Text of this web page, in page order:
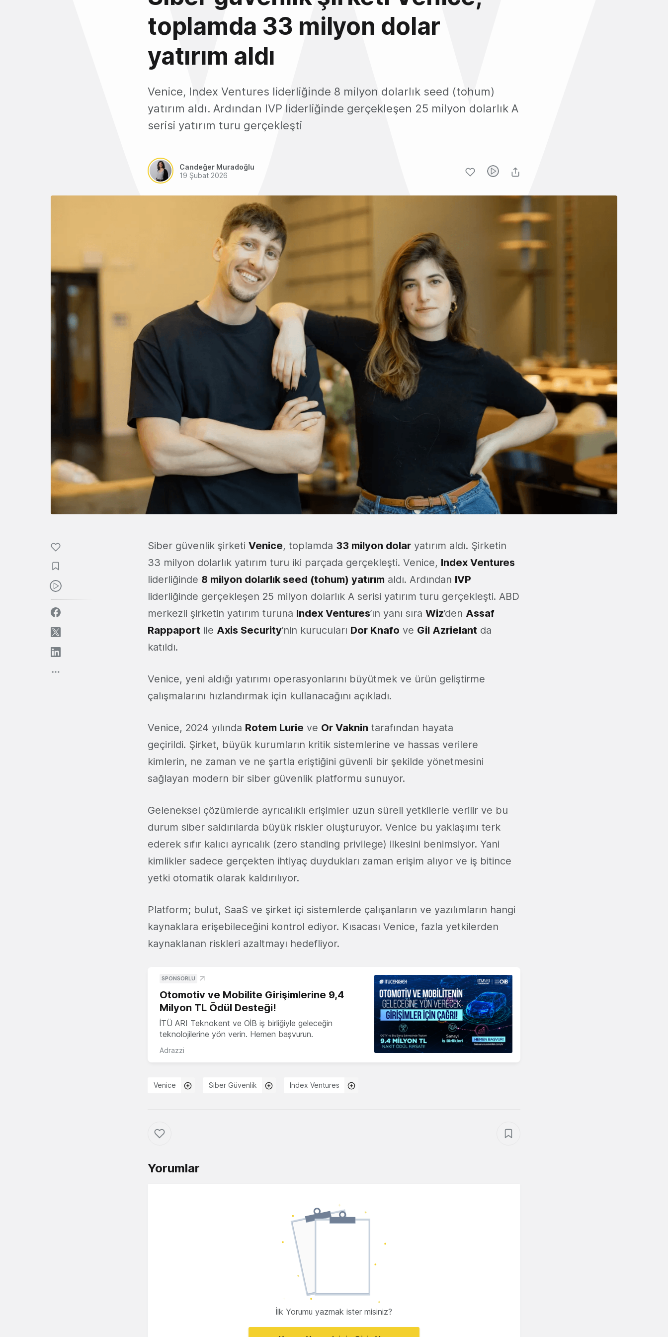
toplamda 33 milyon dolar
yatırım aldı
Venice, Index Ventures liderliğinde 8 milyon dolarlık seed (tohum)
yatırım aldı. Ardından IVP liderliğinde gerçekleşen 25 milyon dolarlık A
serisi yatırım turu gerçekleşti
Candeğer Muradoğlu
19 Şubat 2026
Siber güvenlik şirketi Venice, toplamda 33 milyon dolar yatırım aldı. Şirketin
33 milyon dolarlık yatırım turu iki parçada gerçekleşti. Venice, Index Ventures
liderliğinde 8 milyon dolarlık seed (tohum) yatırım aldı. Ardından IVP
liderliğinde gerçekleşen 25 milyon dolarlık A serisi yatırım turu gerçekleşti. ABD
merkezli şirketin yatırım turuna Index Ventures’ın yanı sıra Wiz’den Assaf
Rappaport ile Axis Security’nin kurucuları Dor Knafo ve Gil Azrielant da
katıldı.
Venice, yeni aldığı yatırımı operasyonlarını büyütmek ve ürün geliştirme
çalışmalarını hızlandırmak için kullanacağını açıkladı.
Venice, 2024 yılında Rotem Lurie ve Or Vaknin tarafından hayata
geçirildi. Şirket, büyük kurumların kritik sistemlerine ve hassas verilere
kimlerin, ne zaman ve ne şartla eriştiğini güvenli bir şekilde yönetmesini
sağlayan modern bir siber güvenlik platformu sunuyor.
Geleneksel çözümlerde ayrıcalıklı erişimler uzun süreli yetkilerle verilir ve bu
durum siber saldırılarda büyük riskler oluşturuyor. Venice bu yaklaşımı terk
ederek sıfır kalıcı ayrıcalık (zero standing privilege) ilkesini benimsiyor. Yani
kimlikler sadece gerçekten ihtiyaç duydukları zaman erişim alıyor ve iş bitince
yetki otomatik olarak kaldırılıyor.
Platform; bulut, SaaS ve şirket içi sistemlerde çalışanların ve yazılımların hangi
kaynaklara erişebileceğini kontrol ediyor. Kısacası Venice, fazla yetkilerden
kaynaklanan riskleri azaltmayı hedefliyor.
SPONSORLU
Otomotiv ve Mobilite Girişimlerine 9,4
Milyon TL Ödül Desteği!
İTÜ ARI Teknokent ve OİB iş birliğiyle geleceğin
teknolojilerine yön verin. Hemen başvurun.
Adrazzi
Venice Siber Güvenlik Index Ventures
Yorumlar
İlk Yorumu yazmak ister misiniz?